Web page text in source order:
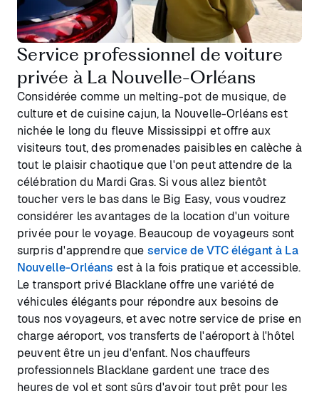
Service professionnel de voiture
privée à La Nouvelle-Orléans
Considérée comme un melting-pot de musique, de
culture et de cuisine cajun, la Nouvelle-Orléans est
nichée le long du fleuve Mississippi et offre aux
visiteurs tout, des promenades paisibles en calèche à
tout le plaisir chaotique que l'on peut attendre de la
célébration du Mardi Gras. Si vous allez bientôt
toucher vers le bas dans le Big Easy, vous voudrez
considérer les avantages de la location d'un voiture
privée pour le voyage. Beaucoup de voyageurs sont
surpris d'apprendre que service de VTC élégant à La
Nouvelle-Orléans est à la fois pratique et accessible.
Le transport privé Blacklane offre une variété de
véhicules élégants pour répondre aux besoins de
tous nos voyageurs, et avec notre service de prise en
charge aéroport, vos transferts de l'aéroport à l'hôtel
peuvent être un jeu d'enfant. Nos chauffeurs
professionnels Blacklane gardent une trace des
heures de vol et sont sûrs d'avoir tout prêt pour les